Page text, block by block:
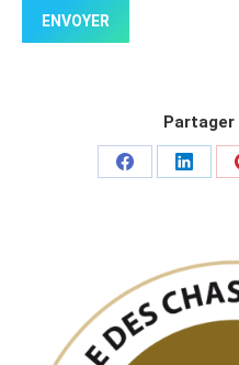
ENVOYER
Partager